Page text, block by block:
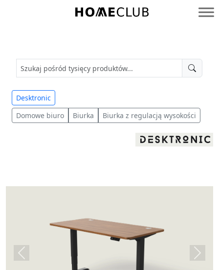
Homeclub
Desktronic
Domowe biuro
Biurka Biurka z regulacją wysokości
Previous Next